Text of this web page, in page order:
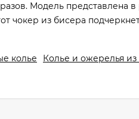
Модель представлена
чокер из бисера
колье Колье и ожерелья из